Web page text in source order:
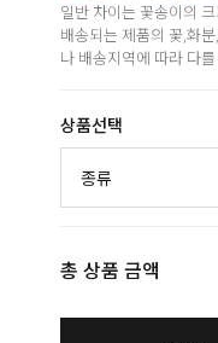
일반 차이는 꽃송이의
배송되는 제품의 꽃,화
나 배송지역에 따라 다
상품선택
총 상품 금액